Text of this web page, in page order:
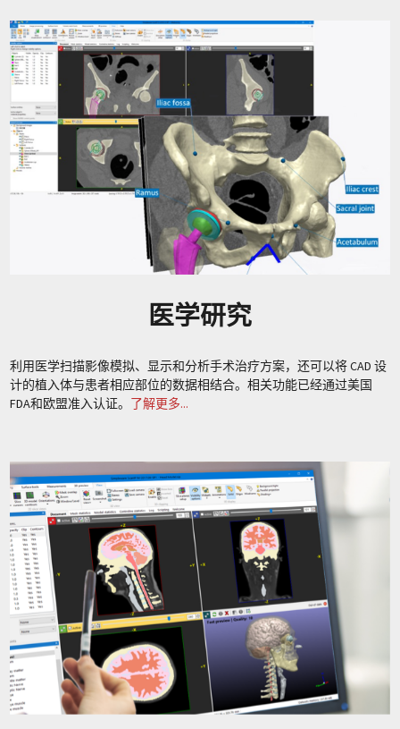
医学研究
利用医学扫描影像模拟、显示和分析手术治疗方案，还可以将 CAD 设
计的植入体与患者相应部位的数据相结合。相关功能已经通过美国
FDA和欧盟准入认证。 了解更多...